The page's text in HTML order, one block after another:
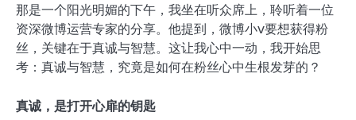
那是一个阳光明媚的下午，我坐在听众席上，聆听着一位
资深微博运营专家的分享。他提到，微博小v要想获得粉
丝，关键在于真诚与智慧。这让我心中一动，我开始思
考：真诚与智慧，究竟是如何在粉丝心中生根发芽的？
真诚，是打开心扉的钥匙